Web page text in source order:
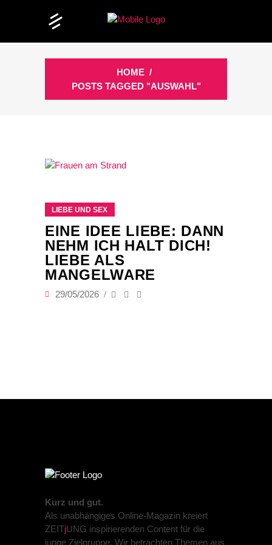
HOME /
POSTS TAGGED "AUSWAHL"
LIEBE UND SEX
EINE IDEE LIEBE: DANN
NEHM ICH HALT DICH!
LIEBE ALS
MANGELWARE
29/05/2026
Kurz und gut.
Als unabhängiges Online-Magazin kreiert
ZEITjUNG inspirierenden Content für die
junge Zielgruppe. Wir betrachten Themen aus